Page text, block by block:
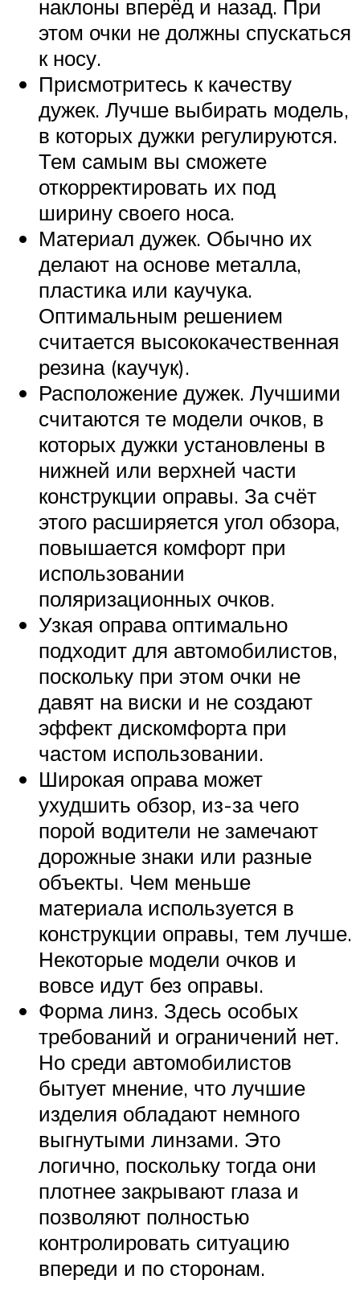
наклоны вперёд и назад. При
этом очки не должны спускаться
к носу.
Присмотритесь к качеству
дужек. Лучше выбирать модель,
в которых дужки регулируются.
Тем самым вы сможете
откорректировать их под
ширину своего носа.
Материал дужек. Обычно их
делают на основе металла,
пластика или каучука.
Оптимальным решением
считается высококачественная
резина (каучук).
Расположение дужек. Лучшими
считаются те модели очков, в
которых дужки установлены в
нижней или верхней части
конструкции оправы. За счёт
этого расширяется угол обзора,
повышается комфорт при
использовании
поляризационных очков.
Узкая оправа оптимально
подходит для автомобилистов,
поскольку при этом очки не
давят на виски и не создают
эффект дискомфорта при
частом использовании.
Широкая оправа может
ухудшить обзор, из-за чего
порой водители не замечают
дорожные знаки или разные
объекты. Чем меньше
материала используется в
конструкции оправы, тем лучше.
Некоторые модели очков и
вовсе идут без оправы.
Форма линз. Здесь особых
требований и ограничений нет.
Но среди автомобилистов
бытует мнение, что лучшие
изделия обладают немного
выгнутыми линзами. Это
логично, поскольку тогда они
плотнее закрывают глаза и
позволяют полностью
контролировать ситуацию
впереди и по сторонам.